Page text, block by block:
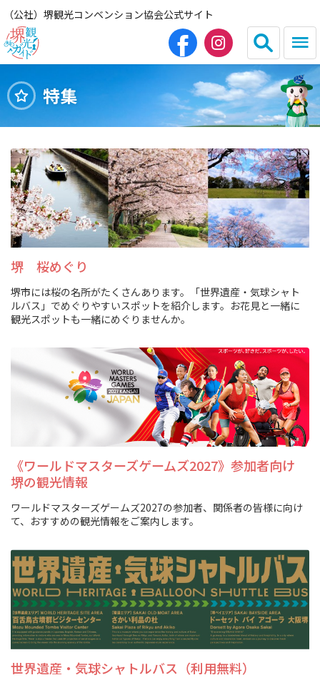
（公社）堺観光コンベンション協会公式サイト
English 简体中文
HOME（観光サイト）
観光スポット
グルメ
宿泊
ショッピング・お土産
サイクリングさかい
堺観光レンタサイクル
特集
開花情報
特集
堺 桜めぐり
堺市には桜の名所がたくさんあります。「世界遺産・気球シャト
ルバス」でめぐりやすいスポットを紹介します。お花見と一緒に
観光スポットも一緒にめぐりませんか。
《ワールドマスターズゲームズ2027》参加者向け
堺の観光情報
ワールドマスターズゲームズ2027の参加者、関係者の皆様に向け
て、おすすめの観光情報をご案内します。
世界遺産・気球シャトルバス（利用無料）